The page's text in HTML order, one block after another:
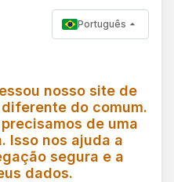
Português
nosso site de
do comum.
de uma
Isso nos ajuda a
segura e a
dados.